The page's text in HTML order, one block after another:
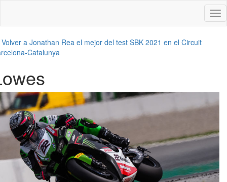
Volver a Jonathan Rea el mejor del test SBK 2021 en el Circuit
Catalunya